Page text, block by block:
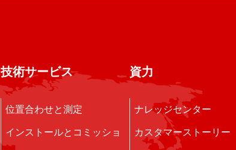
技術サービス
位置合わせと測定
インストールとコミッショ
資力
ナレッジセンター
カスタマーストーリー